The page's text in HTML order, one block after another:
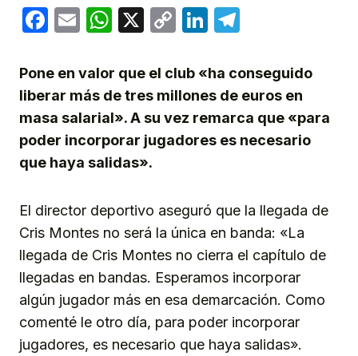
Facebook
EmailWhatsApp
X
CopyLinkedIn
Pone en valor que el club «ha conseguido
liberar más de tres millones de euros en
masa salarial». A su vez remarca que «para
poder incorporar jugadores es necesario
que haya salidas».
El director deportivo aseguró que la llegada de
Cris Montes no será la única en banda: «La
llegada de Cris Montes no cierra el capítulo de
llegadas en bandas. Esperamos incorporar
algún jugador más en esa demarcación. Como
comenté le otro día, para poder incorporar
jugadores, es necesario que haya salidas».